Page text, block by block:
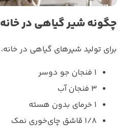
چگونه شیر گیاهی در
برای تولید شیرهای گیاهی در خانه،
۱ فنجان جو دوسر
۳ فنجان آب
۱ خرمای بدون هسته
۱/۸ قاشق چای‌خوری نمک